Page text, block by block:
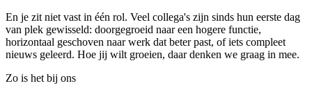
En je zit niet vast in één rol. Veel collega's zijn sinds hun eerste dag
van plek gewisseld: doorgegroeid naar een hogere functie,
horizontaal geschoven naar werk dat beter past, of iets compleet
nieuws geleerd. Hoe jij wilt groeien, daar denken we graag in mee.
Zo is het bij ons